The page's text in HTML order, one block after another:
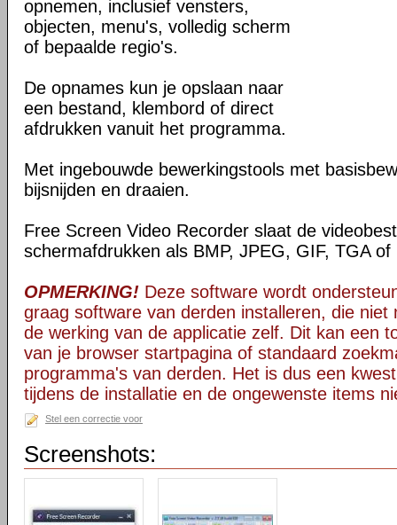
opnemen, inclusief vensters,
objecten, menu's, volledig scherm
of bepaalde regio's.
De opnames kun je opslaan naar
een bestand, klembord of direct
afdrukken vanuit het programma.
Met ingebouwde bewerkingstools met
bijsnijden en draaien.
Free Screen Video Recorder slaat de
schermafdrukken als BMP, JPEG, GIF, TGA of
OPMERKING! Deze software wordt
graag software van derden installeren, die niet
de werking van de applicatie zelf. Dit kan een
van je browser startpagina of standaard
programma's van derden. Het is dus een
tijdens de installatie en de ongewenste items
Stel een correctie voor
Screenshots: